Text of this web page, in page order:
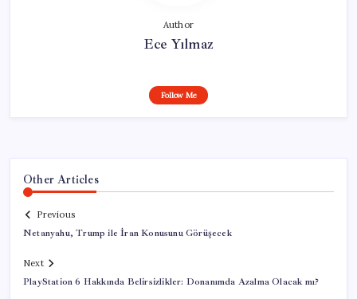
Author
Ece Yılmaz
Follow Me
Other Articles
Previous
Netanyahu, Trump ile İran Konusunu Görüşecek
Next
PlayStation 6 Hakkında Belirsizlikler: Donanımda Azalma Olacak mı?